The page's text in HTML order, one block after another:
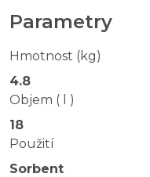
Parametry
Hmotnost (kg)
4.8
Objem ( l )
18
Použití
Sorbent